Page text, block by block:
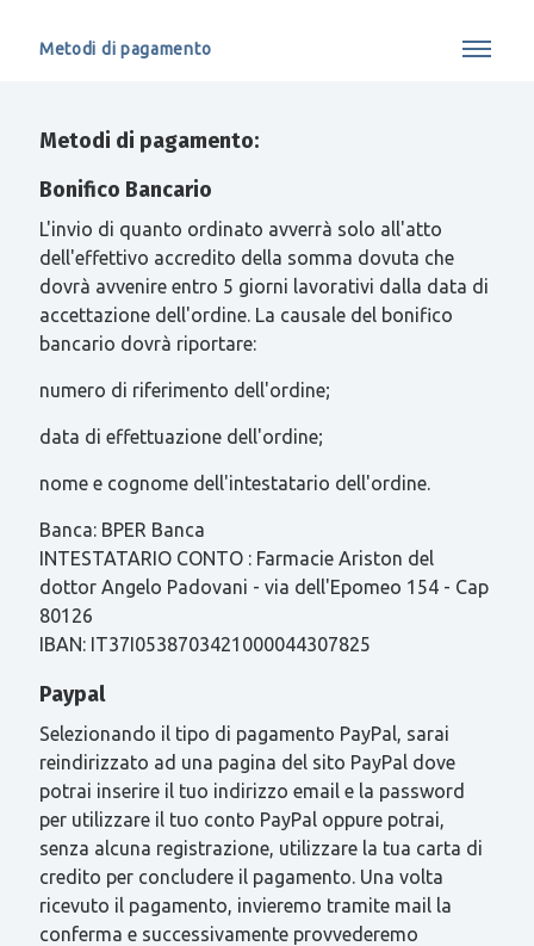
Metodi di pagamento
Metodi di pagamento:
Bonifico Bancario
L'invio di quanto ordinato avverrà solo all'atto
dell'effettivo accredito della somma dovuta che
dovrà avvenire entro 5 giorni lavorativi dalla data di
accettazione dell'ordine. La causale del bonifico
bancario dovrà riportare:
numero di riferimento dell'ordine;
data di effettuazione dell'ordine;
nome e cognome dell'intestatario dell'ordine.
Banca: BPER Banca
INTESTATARIO CONTO : Farmacie Ariston del
dottor Angelo Padovani - via dell'Epomeo 154 - Cap
80126
IBAN: IT37I0538703421000044307825
Paypal
Selezionando il tipo di pagamento PayPal, sarai
reindirizzato ad una pagina del sito PayPal dove
potrai inserire il tuo indirizzo email e la password
per utilizzare il tuo conto PayPal oppure potrai,
senza alcuna registrazione, utilizzare la tua carta di
credito per concludere il pagamento. Una volta
ricevuto il pagamento, invieremo tramite mail la
conferma e successivamente provvederemo